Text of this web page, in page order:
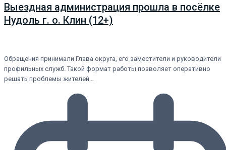
Выездная администрация прошла в посёлке
Нудоль г. о. Клин (12+)
Обращения принимали Глава округа, его заместители и руководители
профильных служб. Такой формат работы позволяет оперативно
решать проблемы жителей…